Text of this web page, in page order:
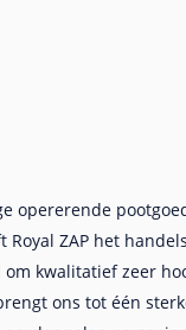
opererende
ZAP het
kwalitatief zeer
ons tot één